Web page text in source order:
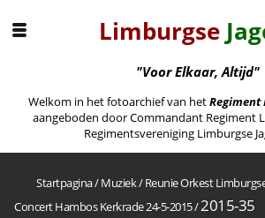
Limburgse
"Voor Elkaar, Altijd"
Welkom in het fotoarchief van hetRegiment
aangeboden door Commandant Regiment
Regimentsvereniging Limburgse
Startpagina/Muziek/Reunie Orkest
Concert Hambos Kerkrade 24-5-2015/2015-35